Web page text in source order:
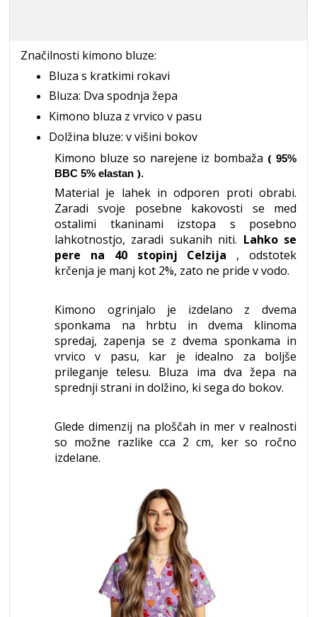
Značilnosti kimono bluze:
Bluza s kratkimi rokavi
Bluza: Dva spodnja žepa
Kimono bluza z vrvico v pasu
Dolžina bluze: v višini bokov
Kimono bluze so narejene iz bombaža ( 95%
BBC 5% elastan ).
Material je lahek in odporen proti obrabi.
Zaradi svoje posebne kakovosti se med
ostalimi tkaninami izstopa s posebno
lahkotnostjo, zaradi sukanih niti. Lahko se
pere na 40 stopinj Celzija , odstotek
krčenja je manj kot 2%, zato ne pride v vodo.
Kimono ogrinjalo je izdelano z dvema
sponkama na hrbtu in dvema klinoma
spredaj, zapenja se z dvema sponkama in
vrvico v pasu, kar je idealno za boljše
prileganje telesu. Bluza ima dva žepa na
sprednji strani in dolžino, ki sega do bokov.
Glede dimenzij na ploščah in mer v realnosti
so možne razlike cca 2 cm, ker so ročno
izdelane.